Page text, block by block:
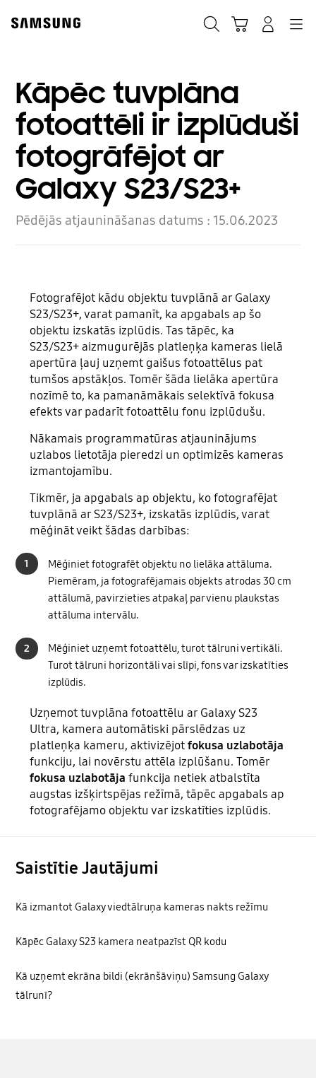
content
accessibility
Kāpēc tuvplāna
fotoattēli ir izplūduši
fotogrāfējot ar
Galaxy S23/S23+
Pēdējās atjaunināšanas datums : 15.06.2023
Fotografējot kādu objektu tuvplānā ar Galaxy
S23/S23+, varat pamanīt, ka apgabals ap šo
objektu izskatās izplūdis. Tas tāpēc, ka
S23/S23+ aizmugurējās platleņķa kameras lielā
apertūra ļauj uzņemt gaišus fotoattēlus pat
tumšos apstākļos. Tomēr šāda lielāka apertūra
nozīmē to, ka pamanāmākais selektīvā fokusa
efekts var padarīt fotoattēlu fonu izplūdušu.
Nākamais programmatūras atjauninājums
uzlabos lietotāja pieredzi un optimizēs kameras
izmantojamību.
Tikmēr, ja apgabals ap objektu, ko fotografējat
tuvplānā ar S23/S23+, izskatās izplūdis, varat
mēģināt veikt šādas darbības:
1
Mēģiniet fotografēt objektu no lielāka attāluma.
Piemēram, ja fotografējamais objekts atrodas 30 cm
attālumā, pavirzieties atpakaļ par vienu plaukstas
attāluma intervālu.
2
Mēģiniet uzņemt fotoattēlu, turot tālruni vertikāli.
Turot tālruni horizontāli vai slīpi, fons var izskatīties
izplūdis.
Uzņemot tuvplāna fotoattēlu ar Galaxy S23
Ultra, kamera automātiski pārslēdzas uz
platleņķa kameru, aktivizējotfokusa uzlabotāja
funkciju, lai novērstu attēla izplūšanu. Tomēr
fokusa uzlabotāja funkcija netiek atbalstīta
augstas izšķirtspējas režīmā, tāpēc apgabals ap
fotografējamo objektu var izskatīties izplūdis.
Saistītie Jautājumi
Kā izmantot Galaxy viedtālruņa kameras nakts režīmu
Kāpēc Galaxy S23 kamera neatpazīst QR kodu
Kā uzņemt ekrāna bildi (ekrānšāviņu) Samsung Galaxy
tālrunī?